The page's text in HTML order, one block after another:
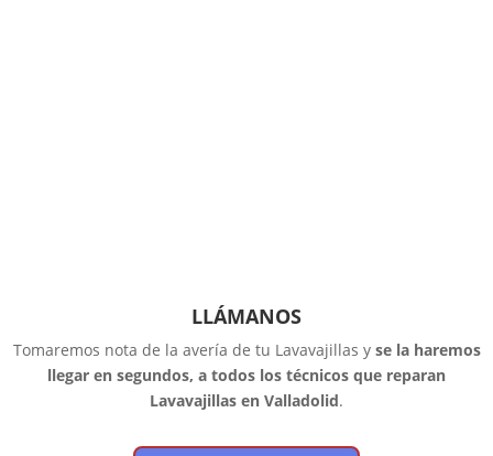
LLÁMANOS
Tomaremos nota de la avería de tu Lavavajillas y se la haremos
llegar en segundos, a todos los técnicos que reparan
Lavavajillas en Valladolid.